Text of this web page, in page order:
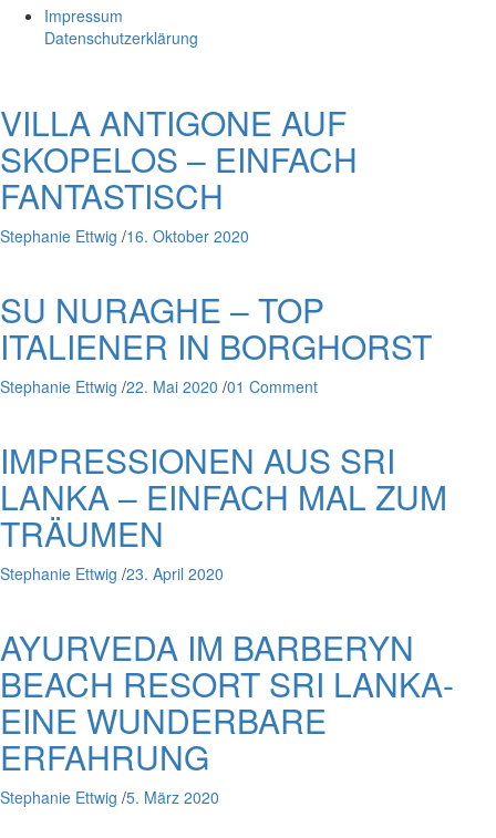
Impressum
Datenschutzerklärung
VILLA ANTIGONE AUF
SKOPELOS – EINFACH
FANTASTISCH
Stephanie Ettwig /16. Oktober 2020
SU NURAGHE – TOP
ITALIENER IN BORGHORST
Stephanie Ettwig /22. Mai 2020 /01 Comment
IMPRESSIONEN AUS SRI
LANKA – EINFACH MAL ZUM
TRÄUMEN
Stephanie Ettwig /23. April 2020
AYURVEDA IM BARBERYN
BEACH RESORT SRI LANKA-
EINE WUNDERBARE
ERFAHRUNG
Stephanie Ettwig /5. März 2020